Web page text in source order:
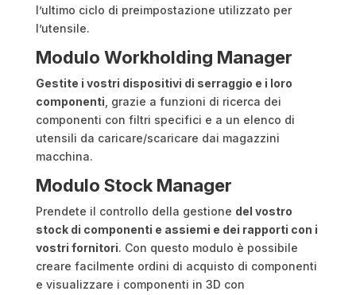
l’ultimo ciclo di preimpostazione utilizzato per
l’utensile.
Modulo Workholding Manager
Gestite i vostri dispositivi di serraggio e i loro
componenti , grazie a funzioni di ricerca dei
componenti con filtri specifici e a un elenco di
utensili da caricare/scaricare dai magazzini
macchina.
Modulo Stock Manager
Prendete il controllo della gestione del vostro
stock di componenti e assiemi e dei rapporti con i
vostri fornitori. Con questo modulo è possibile
creare facilmente ordini di acquisto di componenti
e visualizzare i componenti in 3D con